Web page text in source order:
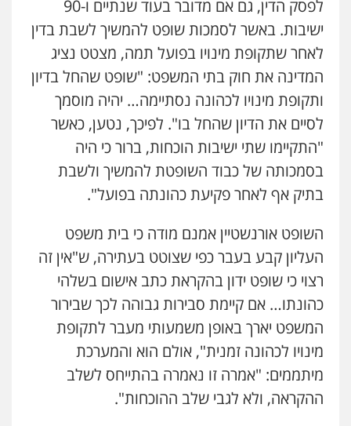
לפסק הדין, גם אם מדובר בעוד שנתיים ו-90
ישיבות. באשר לסמכות שופט להמשיך לשבת בדין
לאחר שתקופת מינויו בפועל תמה, מצטט נציג
המדינה את חוק בתי המשפט: "שופט שהחל בדיון
ותקופת מינויו לכהונה נסתיימה… יהיה מוסמך
לסיים את הדיון שהחל בו". לפיכך, נטען, כאשר
"התקיימו שתי ישיבות הוכחות, ברור כי היה
בסמכותה של כבוד השופטת להמשיך ולשבת
בתיק אף לאחר פקיעת כהונתה בפועל".
השופט אורנשטיין אמנם מודה כי בית משפט
העליון קבע בעבר כפי שצוטט בעתירה, ש"אין זה
רצוי כי שופט ידון בהקראת כתב אישום בשלהי
כהונתו… אם קיימת סבירות גבוהה לכך שבירור
המשפט יארך באופן משמעותי מעבר לתקופת
מינויו לכהונה זמנית", אולם הוא והמערכת
מיתממים: "אמרה זו נאמרה בהתייחס לשלב
ההקראה, ולא לגבי שלב ההוכחות".